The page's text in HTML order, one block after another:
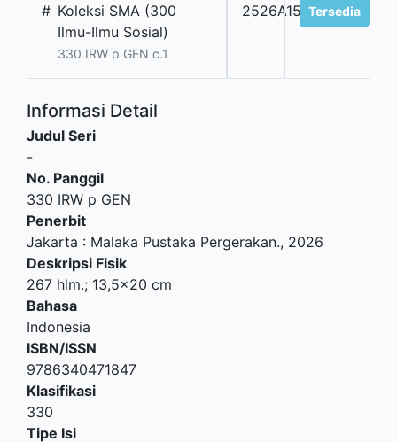
# Koleksi SMA (300
Ilmu-Ilmu Sosial)
330 IRW p GEN c.1
2526A150Tersedia
Informasi Detail
Judul Seri
-
No. Panggil
330 IRW p GEN
Penerbit
Jakarta : Malaka Pustaka Pergerakan., 2026
Deskripsi Fisik
267 hlm.; 13,5x20 cm
Bahasa
Indonesia
ISBN/ISSN
9786340471847
Klasifikasi
330
Tipe Isi